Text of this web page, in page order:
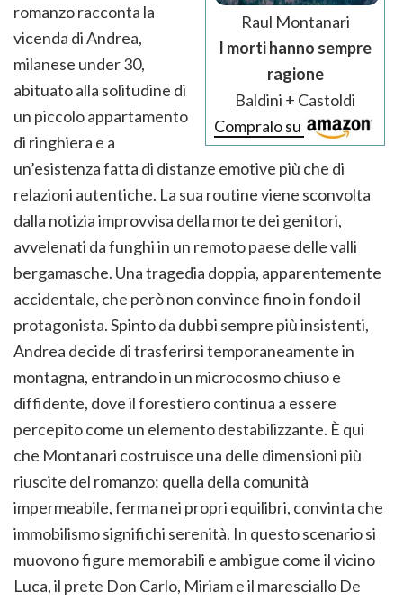
Raul Montanari
I morti hanno sempre
ragione
Baldini + Castoldi
Compralo su
romanzo racconta la
vicenda di Andrea,
milanese under 30,
abituato alla solitudine di
un piccolo appartamento
di ringhiera e a
un’esistenza fatta di distanze emotive più che di
relazioni autentiche. La sua routine viene sconvolta
dalla notizia improvvisa della morte dei genitori,
avvelenati da funghi in un remoto paese delle valli
bergamasche. Una tragedia doppia, apparentemente
accidentale, che però non convince fino in fondo il
protagonista. Spinto da dubbi sempre più insistenti,
Andrea decide di trasferirsi temporaneamente in
montagna, entrando in un microcosmo chiuso e
diffidente, dove il forestiero continua a essere
percepito come un elemento destabilizzante. È qui
che Montanari costruisce una delle dimensioni più
riuscite del romanzo: quella della comunità
impermeabile, ferma nei propri equilibri, convinta che
immobilismo significhi serenità. In questo scenario si
muovono figure memorabili e ambigue come il vicino
Luca, il prete Don Carlo, Miriam e il maresciallo De